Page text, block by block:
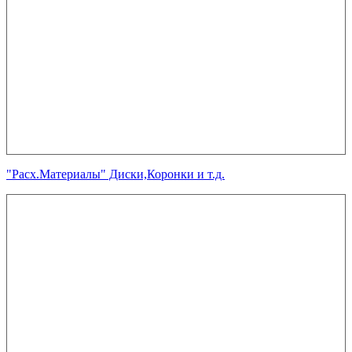
"Расх.Материалы" Диски,Коронки и т.д.